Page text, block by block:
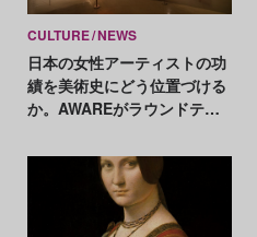
CULTURE NEWS
日本の女性アーティストの功
績を美術史にどう位置づける
か。AWAREがラウンドテー